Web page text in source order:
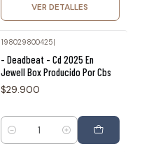
VER DETALLES
198029800425|
- Deadbeat - Cd 2025 En
Jewell Box Producido Por Cbs
$29.900
Cantidad